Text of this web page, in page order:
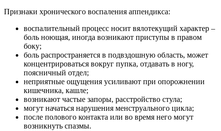
Признаки хронического воспаления аппендикса:
воспалительный процесс носит вялотекущий характер –
боль ноющая, иногда возникают приступы в правом
боку;
боль распространяется в подвздошную область, может
концентрироваться вокруг пупка, отдавать в ногу,
поясничный отдел;
неприятные ощущения усиливают при опорожнении
кишечника, кашле;
возникают частые запоры, расстройство стула;
могут начаться нарушения менструального цикла;
после полового контакта или во время него могут
возникнуть спазмы.